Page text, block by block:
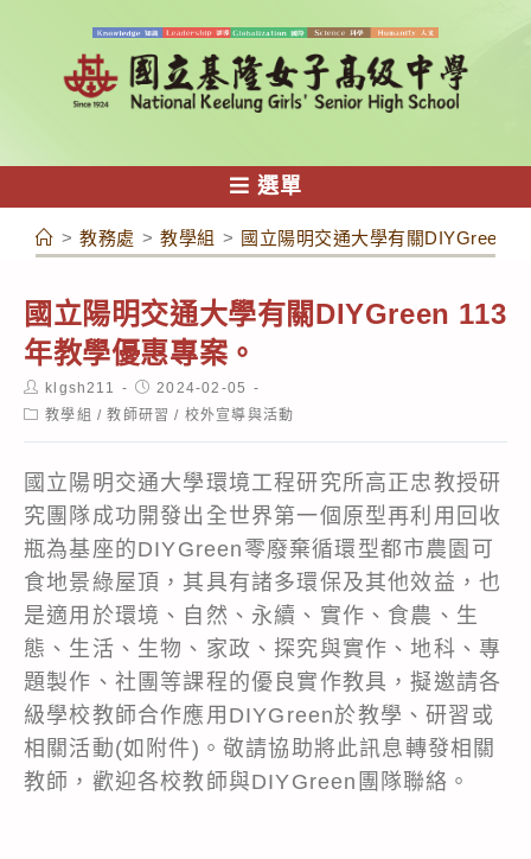
容
選單
> 教務處 > 教學組 > 國立陽明交通大學有關DIYGreen
國立陽明交通大學有關DIYGreen 113
年教學優惠專案。
Post
author:
klgsh211
Post
published:
2024-02-05
Post教學組 / 教師研習 / 校外宣導與活動
國立陽明交通大學環境工程研究所高正忠教授研
究團隊成功開發出全世界第一個原型再利用回收
瓶為基座的DIYGreen零廢棄循環型都市農園可
食地景綠屋頂，其具有諸多環保及其他效益，也
是適用於環境、自然、永續、實作、食農、生
態、生活、生物、家政、探究與實作、地科、專
題製作、社團等課程的優良實作教具，擬邀請各
級學校教師合作應用DIYGreen於教學、研習或
相關活動(如附件)。敬請協助將此訊息轉發相關
教師，歡迎各校教師與DIYGreen團隊聯絡。